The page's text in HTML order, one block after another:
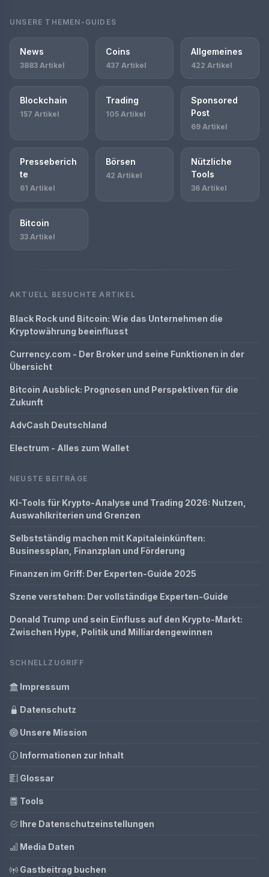
UNSERE THEMEN-GUIDES
News
3883 Artikel
Coins
437 Artikel
Allgemeines
422 Artikel
Blockchain
157 Artikel
Trading
105 Artikel
Sponsored
Post
69 Artikel
Presseberich
te
61 Artikel
Börsen
42 Artikel
Nützliche
Tools
36 Artikel
Bitcoin
33 Artikel
AKTUELL BESUCHTE ARTIKEL
Black Rock und Bitcoin: Wie das Unternehmen die
Kryptowährung beeinflusst
Currency.com - Der Broker und seine Funktionen in der
Übersicht
Bitcoin Ausblick: Prognosen und Perspektiven für die
Zukunft
AdvCash Deutschland
Electrum - Alles zum Wallet
NEUSTE BEITRÄGE
KI-Tools für Krypto-Analyse und Trading 2026: Nutzen,
Auswahlkriterien und Grenzen
Selbstständig machen mit Kapitaleinkünften:
Businessplan, Finanzplan und Förderung
Finanzen im Griff: Der Experten-Guide 2025
Szene verstehen: Der vollständige Experten-Guide
Donald Trump und sein Einfluss auf den Krypto-Markt:
Zwischen Hype, Politik und Milliardengewinnen
SCHNELLZUGRIFF
Impressum
Datenschutz
Unsere Mission
Informationen zur Inhalt
Glossar
Tools
Ihre Datenschutzeinstellungen
Media Daten
Gastbeitrag buchen